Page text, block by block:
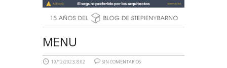
MENU
19/12/2023, 8:02 SIN COMENTARIOS